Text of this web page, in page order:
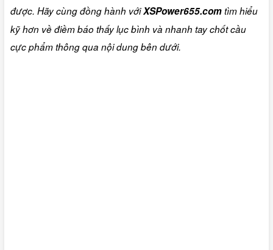
được. Hãy cùng đồng hành vớiXSPower655.comtìm hiểu
kỹ hơn về điềm báo thấy lục bình và nhanh tay chốt cầu
cực phẩm thông qua nội dung bên dưới.